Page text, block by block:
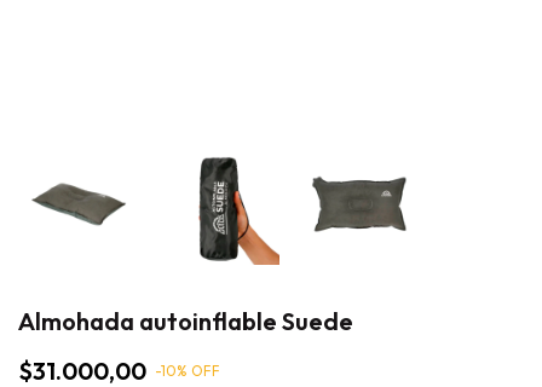
Almohada autoinflable Suede
$31.000,00 -10% OFF